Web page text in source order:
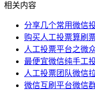
相关内容
分享几个常用微信
购买人工投票算刷
人工投票平台之微
最便宜微信纯手工
人工投票团队微信
微信互刷平台微信